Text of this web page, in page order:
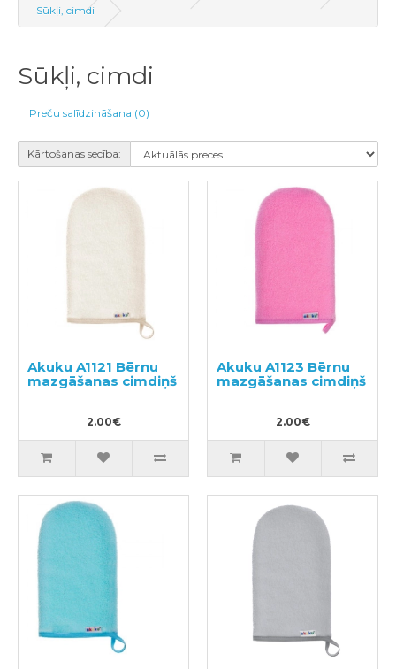
Sūkļi, cimdi
Sūkļi, cimdi
Preču salīdzināšana (0)
Kārtošanas secība:
Akuku A1121 Bērnu
mazgāšanas cimdiņš
2.00€
Akuku A1123 Bērnu
mazgāšanas cimdiņš
2.00€